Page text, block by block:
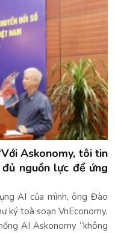
Askonomy, tôi tin
nguồn lực để ứng
AI của mình, ông Đào
ký toà soạn VnEconomy,
AI Askonomy “không